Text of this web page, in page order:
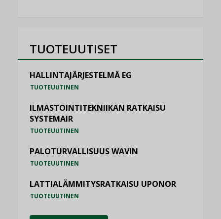
TUOTEUUTISET
HALLINTAJÄRJESTELMÄ EG
TUOTEUUTINEN
ILMASTOINTITEKNIIKAN RATKAISU
SYSTEMAIR
TUOTEUUTINEN
PALOTURVALLISUUS WAVIN
TUOTEUUTINEN
LATTIALÄMMITYSRATKAISU UPONOR
TUOTEUUTINEN